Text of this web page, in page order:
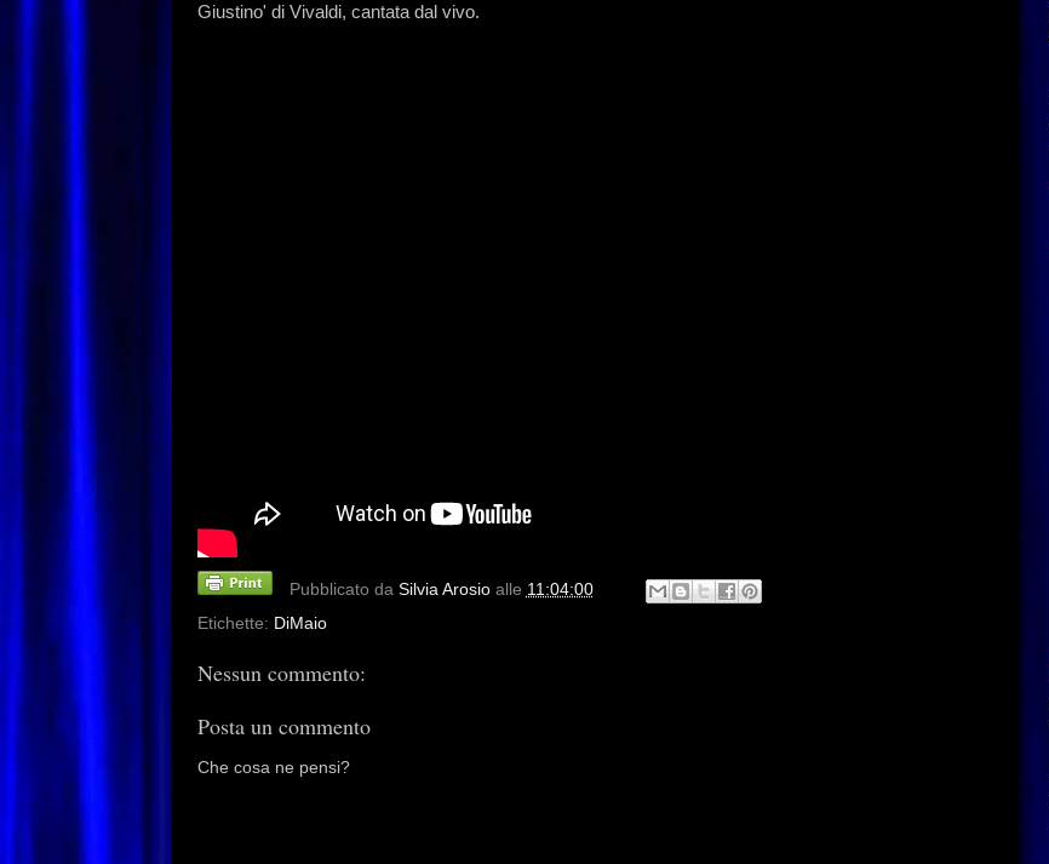
Giustino' di Vivaldi, cantata dal vivo.
Pubblicato da Silvia Arosio alle 11:04:00
Etichette: DiMaio
Nessun commento:
Posta un commento
Che cosa ne pensi?